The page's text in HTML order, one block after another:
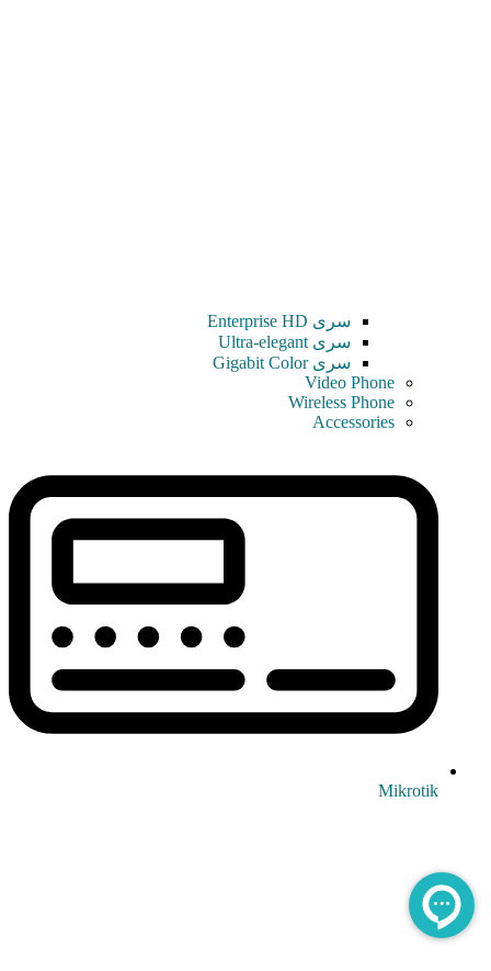
سری Enterprise HD
سری Ultra-elegant
سری Gigabit Color
Video Phone
Wireless Phone
Accessories
Mikrotik